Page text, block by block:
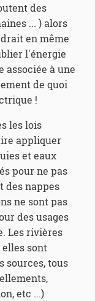
des
... ) alors
en même
l'énergie
à une
de quoi
!
les lois
appliquer
et eaux
pour ne pas
des nappes
ne sont pas
des usages
Les rivières
sont
sources, tous
etc ...)